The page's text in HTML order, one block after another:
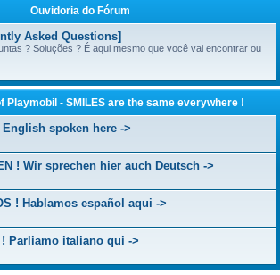
Ouvidoria do Fórum
Asked Questions]
? Soluções ? É aqui mesmo que você vai encontrar ou
Playmobil - SMILES are the same everywhere !
English spoken here ->
! Wir sprechen hier auch Deutsch ->
! Hablamos español aqui ->
! Parliamo italiano qui ->